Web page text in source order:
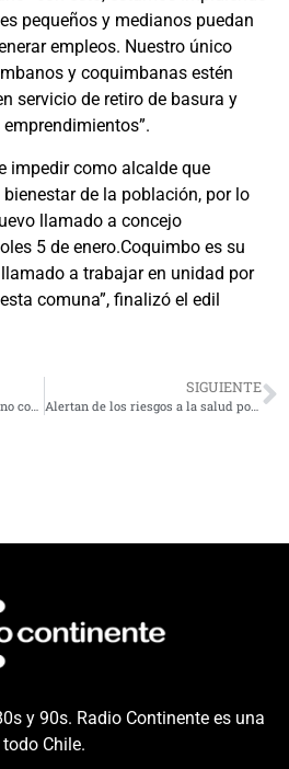
pequeños y medianos puedan
empleos. Nuestro único
y coquimbanas estén
servicio de retiro de basura y
impedir como alcalde que
de la población, por lo
llamado a concejo
5 de enero.Coquimbo es su
a trabajar en unidad por
comuna”, finalizó el edil
SIGUIENTE
Alertan de los riesgos a la salud por la manipulación y contacto con la Fragata Portuguesa
y 90s. Radio Continente es una
Chile.